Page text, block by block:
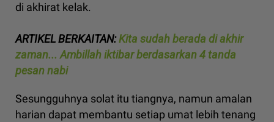
di akhirat kelak.
ARTIKEL BERKAITAN:Kita sudah berada di akhir
zaman... Ambillah iktibar berdasarkan 4 tanda
pesan nabi
Sesungguhnya solat itu tiangnya, namun amalan
harian dapat membantu setiap umat lebih tenang